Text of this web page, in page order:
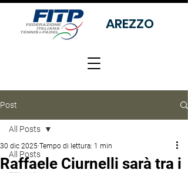
AREZZO
Post
All Posts
All Posts
Raffaele Ciurnelli sarà tra i
30 dic 2025 Tempo di lettura: 1 min